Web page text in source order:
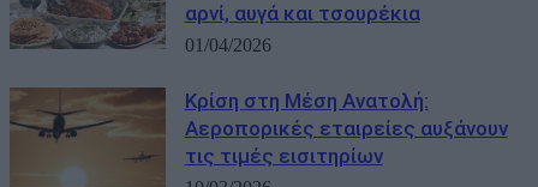
αρνί, αυγά και τσουρέκια
01/04/2026
Κρίση στη Μέση Ανατολή:
Αεροπορικές εταιρείες αυξάνουν
τις τιμές εισιτηρίων